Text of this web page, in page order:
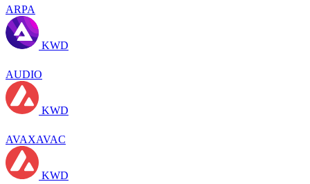
ARPA
KWD
AUDIO
KWD
AVAXAVAC
KWD